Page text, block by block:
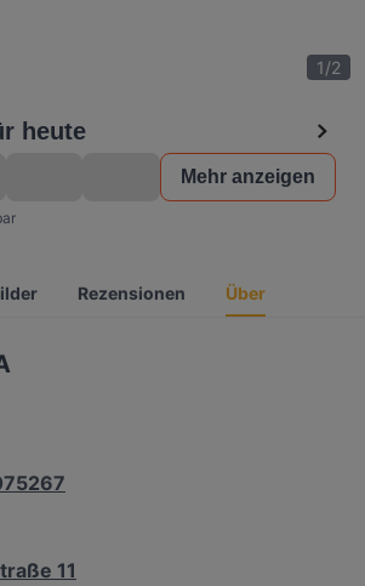
1/2
heute
Mehr anzeigen
Rezensionen Über
11